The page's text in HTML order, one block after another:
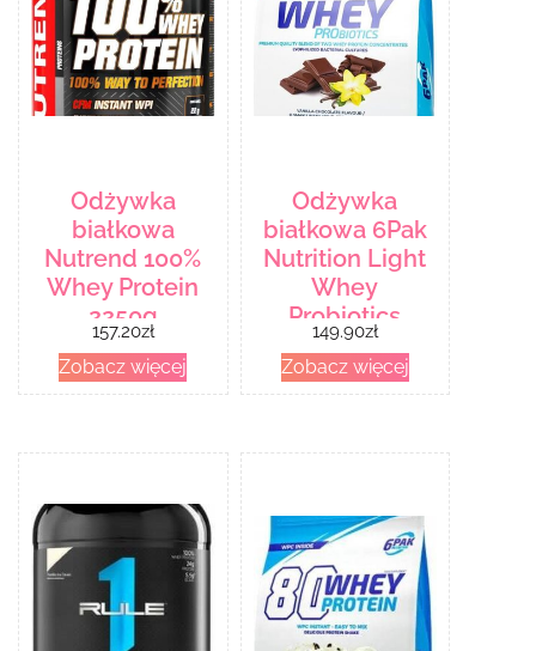
Odżywka
białkowa
Nutrend 100%
Whey Protein
2250g
157.20zł
Zobacz więcej
Odżywka
białkowa 6Pak
Nutrition Light
Whey
Probiotics
1800g
149.90zł
Zobacz więcej